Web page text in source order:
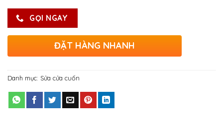
GỌI NGAY
ĐẶT HÀNG NHANH
Danh mục: Sửa cửa cuốn